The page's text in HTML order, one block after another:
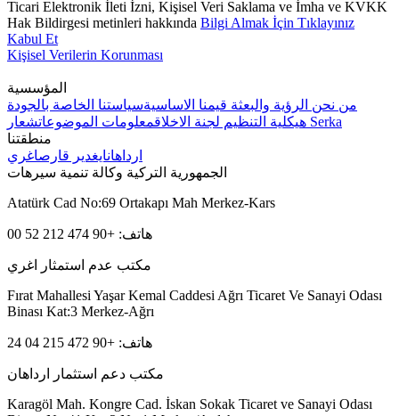
Ticari Elektronik İleti İzni, Kişisel Veri Saklama ve İmha ve KVKK
Hak Bildirgesi metinleri hakkında Bilgi Almak İçin Tıklayınız
Kabul Et
Kişisel Verilerin Korunması
المؤسسية
من نحن الرؤية والبعثة قيمنا الاساسيةسياستنا الخاصة بالجودة
هيكلية التنظيم لجنة الاخلاقمعلومات الموضوعات
شعار Serka
منطقتنا
ارداهانايغدير قارصاغري
الجمهورية التركية وكالة تنمية سيرهات
Atatürk Cad No:69 Ortakapı Mah Merkez-Kars
هاتف: +90 474 212 52 00
مكتب عدم استمثار اغري
Fırat Mahallesi Yaşar Kemal Caddesi Ağrı Ticaret Ve Sanayi Odası
Binası Kat:3 Merkez-Ağrı
هاتف: +90 472 215 04 24
مكتب دعم استثمار ارداهان
Karagöl Mah. Kongre Cad. İskan Sokak Ticaret ve Sanayi Odası